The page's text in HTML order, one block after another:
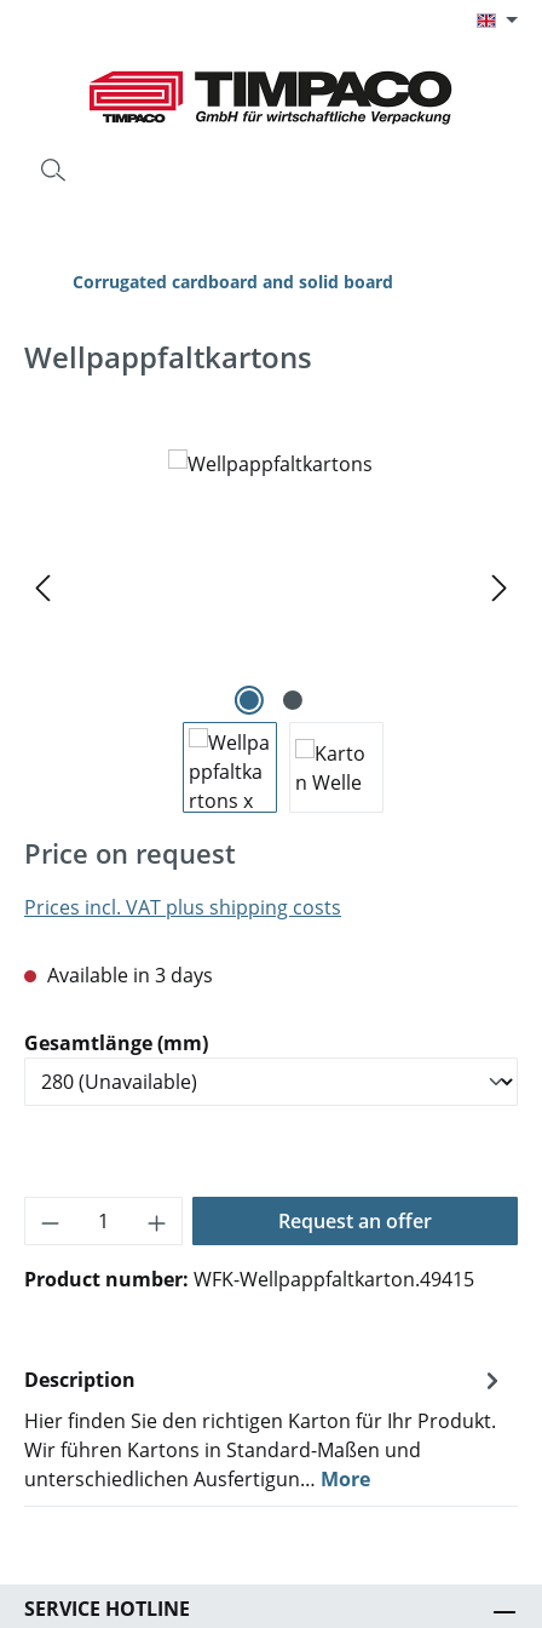
Corrugated cardboard and solid board
Wellpappfaltkartons
Skip image gallery
Price on request
Prices incl. VAT plus shipping costs
Available in 3 days
Select
Gesamtlänge (mm)
Product Quantity: Enter the desired
Request an offer
Product number: WFK-Wellpappfaltkarton.49415
Description
Hier finden Sie den richtigen Karton für Ihr Produkt.
Wir führen Kartons in Standard-Maßen und
unterschiedlichen Ausfertigun… More
SERVICE HOTLINE